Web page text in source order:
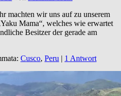
machten wir uns auf zu unserem
Mama“, welches wie erwartet
Besitzer der gerade am
Cusco, Peru | 1 Antwort